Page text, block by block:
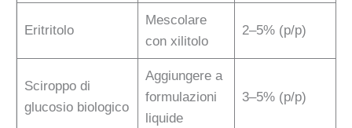
Eritritolo
Mescolare
con xilitolo
2–5% (p/p)
Sciroppo di
glucosio biologico
Aggiungere a
formulazioni
liquide
3–5% (p/p)